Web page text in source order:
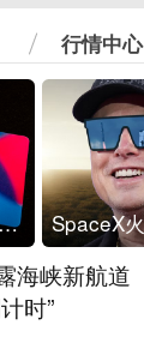
行情中心
量卡，他们真的玩不起了
海峡新航道
时”